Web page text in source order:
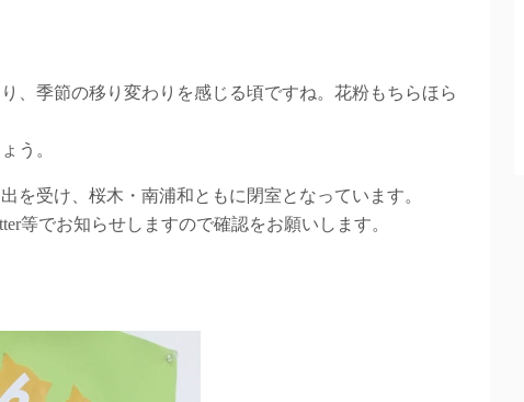
、季節の移り変わりを感じる頃ですね。花粉もちらほら
う。
を受け、桜木・南浦和ともに閉室となっています。
等でお知らせしますので確認をお願いします。